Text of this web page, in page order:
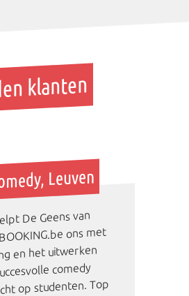
klanten
Leuven
De Geens van
ons met
en het uitwerken
comedy
op studenten. Top